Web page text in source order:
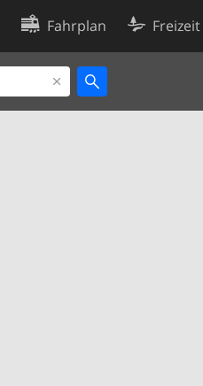
Fahrplan Freizeit
Cookie-Richtlinie
Cookie-Einstellungen